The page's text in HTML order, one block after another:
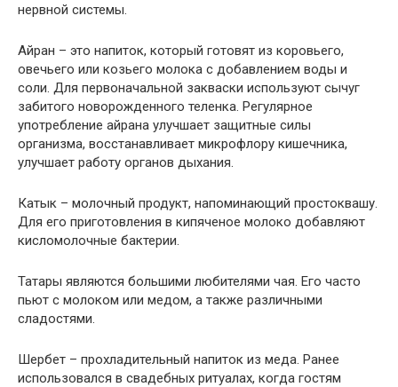
нервной системы.
Айран – это напиток, который готовят из коровьего,
овечьего или козьего молока с добавлением воды и
соли. Для первоначальной закваски используют сычуг
забитого новорожденного теленка. Регулярное
употребление айрана улучшает защитные силы
организма, восстанавливает микрофлору кишечника,
улучшает работу органов дыхания.
Катык – молочный продукт, напоминающий простоквашу.
Для его приготовления в кипяченое молоко добавляют
кисломолочные бактерии.
Татары являются большими любителями чая. Его часто
пьют с молоком или медом, а также различными
сладостями.
Шербет – прохладительный напиток из меда. Ранее
использовался в свадебных ритуалах, когда гостям